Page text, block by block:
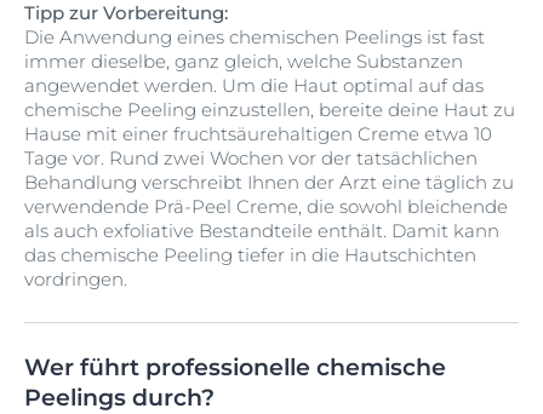
Tipp zur Vorbereitung:
Die Anwendung eines chemischen Peelings ist fast
immer dieselbe, ganz gleich, welche Substanzen
angewendet werden. Um die Haut optimal auf das
chemische Peeling einzustellen, bereite deine Haut zu
Hause mit einer fruchtsäurehaltigen Creme etwa 10
Tage vor. Rund zwei Wochen vor der tatsächlichen
Behandlung verschreibt Ihnen der Arzt eine täglich zu
verwendende Prä-Peel Creme, die sowohl bleichende
als auch exfoliative Bestandteile enthält. Damit kann
das chemische Peeling tiefer in die Hautschichten
vordringen.
Wer führt professionelle chemische
Peelings durch?